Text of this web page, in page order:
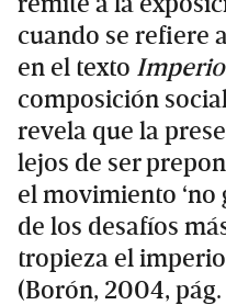
cuando se refiere
en el texto Imperio
composición
revela que la
lejos de ser
el movimiento ‘no
de los desafíos
tropieza el
(Borón, 2004, pág.